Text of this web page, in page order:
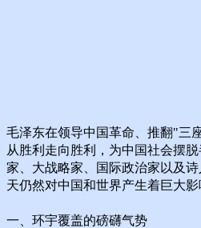
毛泽东在领导中国革命、推翻"三
从胜利走向胜利，为中国社会摆
家、大战略家、国际政治家以及
天仍然对中国和世界产生着巨大
一、环宇覆盖的磅礴气势